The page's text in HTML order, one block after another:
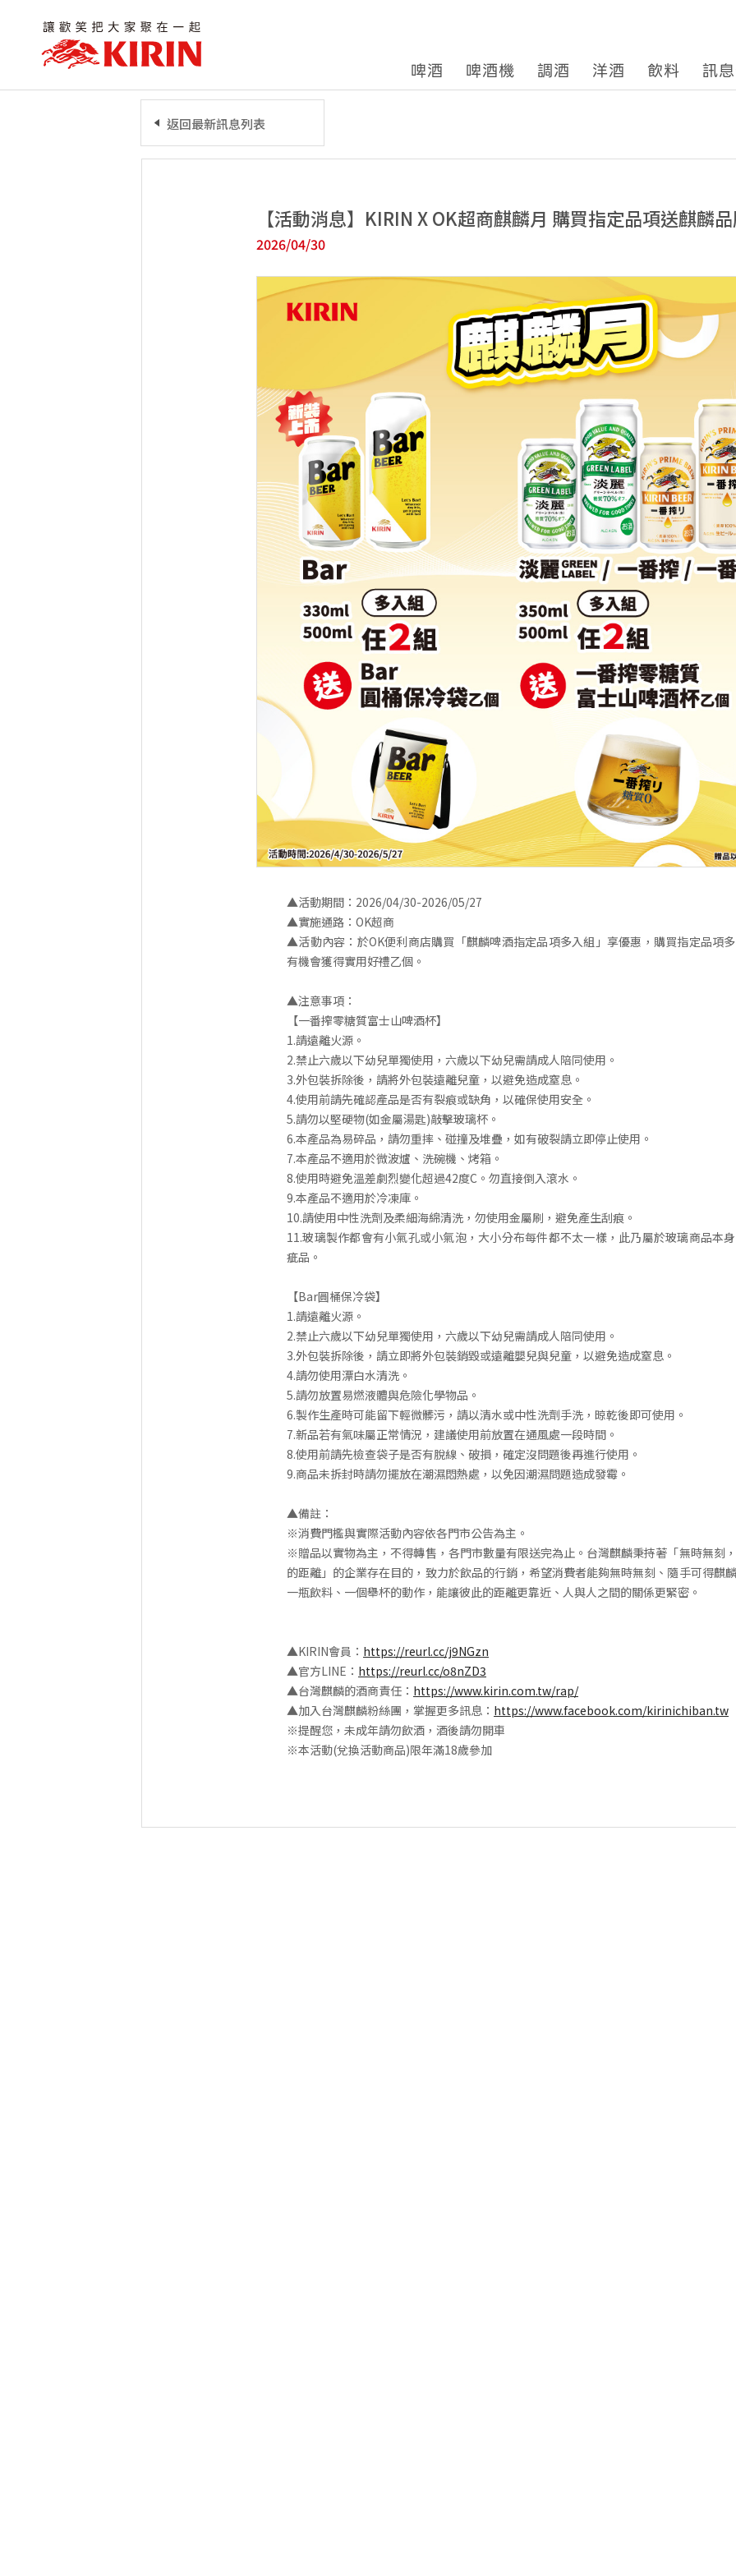
啤酒 啤酒機 調酒 洋酒 飲料 訊
【活動消息】KIRIN X OK超商麒麟月 購買指定品項送麒麟品
2026/04/30
▲活動期間：2026/04/30-2026/05/27
▲實施通路：OK超商
▲活動內容：於OK便利商店購買「麒麟啤酒指定品項多入組」享優惠，購買指定品項
有機會獲得實用好禮乙個。
▲注意事項：
【一番搾零糖質富士山啤酒杯】
1.請遠離火源。
2.禁止六歲以下幼兒單獨使用，六歲以下幼兒需請成人陪同使用。
3.外包裝拆除後，請將外包裝遠離兒童，以避免造成窒息。
4.使用前請先確認產品是否有裂痕或缺角，以確保使用安全。
5.請勿以堅硬物(如金屬湯匙)敲擊玻璃杯。
6.本產品為易碎品，請勿重摔、碰撞及堆疊，如有破裂請立即停止使用。
7.本產品不適用於微波爐、洗碗機、烤箱。
8.使用時避免溫差劇烈變化超過42度C。勿直接倒入滾水。
9.本產品不適用於冷凍庫。
10.請使用中性洗劑及柔細海綿清洗，勿使用金屬刷，避免產生刮痕。
11.玻璃製作都會有小氣孔或小氣泡，大小分布每件都不太一樣，此乃屬於玻璃商品本
疵品。
【Bar圓桶保冷袋】
1.請遠離火源。
2.禁止六歲以下幼兒單獨使用，六歲以下幼兒需請成人陪同使用。
3.外包裝拆除後，請立即將外包裝銷毀或遠離嬰兒與兒童，以避免造成窒息。
4.請勿使用漂白水清洗。
5.請勿放置易燃液體與危險化學物品。
6.製作生產時可能留下輕微髒污，請以清水或中性洗劑手洗，晾乾後即可使用。
7.新品若有氣味屬正常情況，建議使用前放置在通風處一段時間。
8.使用前請先檢查袋子是否有脫線、破損，確定沒問題後再進行使用。
9.商品未拆封時請勿擺放在潮濕悶熱處，以免因潮濕問題造成發霉。
▲備註：
※消費門檻與實際活動內容依各門市公告為主。
※贈品以實物為主，不得轉售，各門市數量有限送完為止。台灣麒麟秉持著「無時無刻
的距離」的企業存在目的，致力於飲品的行銷，希望消費者能夠無時無刻、隨手可得麒
一瓶飲料、一個舉杯的動作，能讓彼此的距離更靠近、人與人之間的關係更緊密。
▲KIRIN會員： https://reurl.cc/j9NGzn
▲官方LINE： https://reurl.cc/o8nZD3
▲台灣麒麟的酒商責任： https://www.kirin.com.tw/rap/
▲加入台灣麒麟粉絲團，掌握更多訊息： https://www.facebook.com/kirinichiban.tw
※提醒您，未成年請勿飲酒，酒後請勿開車
※本活動(兌換活動商品)限年滿18歲參加
返回最新訊息列表